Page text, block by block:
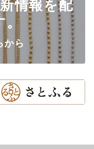
情報を配
。
から